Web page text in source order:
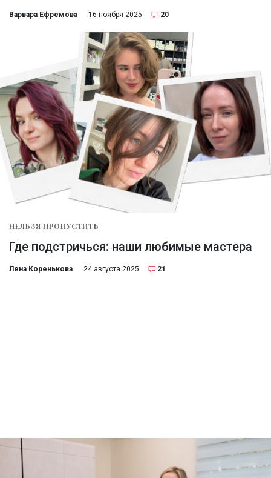
Варвара Ефремова 16 ноября 2025 20
НЕЛЬЗЯ ПРОПУСТИТЬ
Где подстричься: наши любимые мастера
Лена Коренькова 24 августа 2025 21